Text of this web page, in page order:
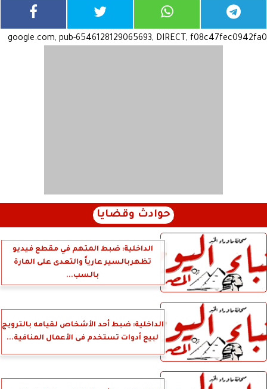
google.com, pub-6546128129065693, DIRECT, f08c47fec0942fa0
حوادث وقضايا
الداخلية: ضبط المتهم في مقطع فيديو
تظهربالسير عارياً والتعدى على المارة
بالسب...
الداخلية: ضبط أحد الأشخاص لقيامه بالترويج
لبيع أدوات تستخدم فى الأعمال المنافية...